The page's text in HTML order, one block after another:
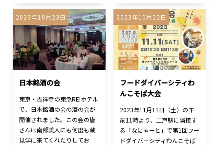
2023年10月23日
日本銘酒の会
東京・吉祥寺の東急REIホテル
で、日本銘酒の会の酒の会が
開催されました。この会の皆
さんは南部美人にも何度も蔵
見学に来てくれたりしてお
2023年10月22日
フードダイバーシティわ
んこそば大会
2023年11月11日（土）の午
前11時より、二戸駅に隣接す
る「なにゃーと」で第1回フー
ドダイバーシティわんこそば